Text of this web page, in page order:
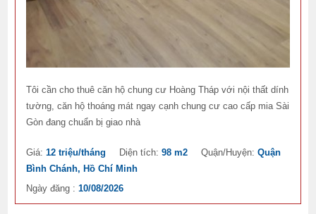
Tôi cần cho thuê căn hộ chung cư Hoàng Tháp với nội thất dính
tường, căn hộ thoáng mát ngay cạnh chung cư cao cấp mia Sài
Gòn đang chuẩn bị giao nhà
Giá:12 triệu/tháng Diện tích:98 m2 Quận/Huyện:Quận
Bình Chánh, Hồ Chí Minh
Ngày đăng :10/08/2026